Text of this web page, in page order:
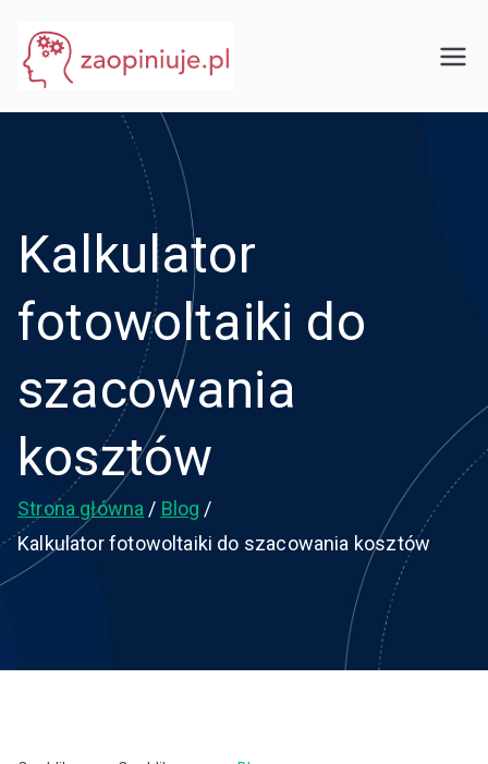
treści
Kalkulator
fotowoltaiki do
szacowania
kosztów
Strona główna
Blog
Kalkulator fotowoltaiki do szacowania kosztów